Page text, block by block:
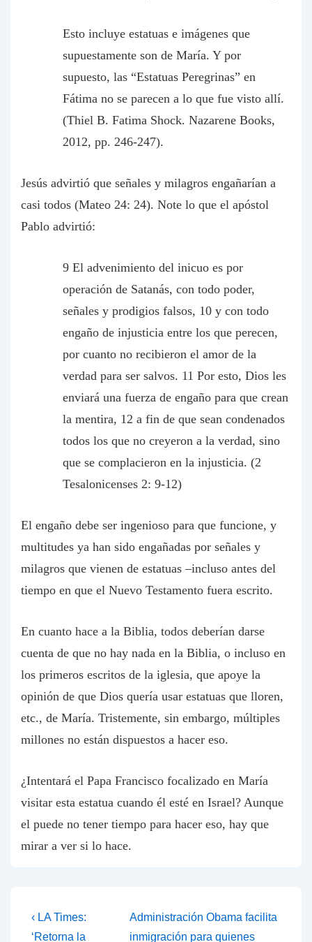
Esto incluye estatuas e imágenes que
supuestamente son de María. Y por
supuesto, las “Estatuas Peregrinas” en
Fátima no se parecen a lo que fue visto allí.
(Thiel B. Fatima Shock. Nazarene Books,
2012, pp. 246-247).
Jesús advirtió que señales y milagros engañarían a
casi todos (Mateo 24: 24). Note lo que el apóstol
Pablo advirtió:
9 El advenimiento del inicuo es por
operación de Satanás, con todo poder,
señales y prodigios falsos, 10 y con todo
engaño de injusticia entre los que perecen,
por cuanto no recibieron el amor de la
verdad para ser salvos. 11 Por esto, Dios les
enviará una fuerza de engaño para que crean
la mentira, 12 a fin de que sean condenados
todos los que no creyeron a la verdad, sino
que se complacieron en la injusticia. (2
Tesalonicenses 2: 9-12)
El engaño debe ser ingenioso para que funcione, y
multitudes ya han sido engañadas por señales y
milagros que vienen de estatuas –incluso antes del
tiempo en que el Nuevo Testamento fuera escrito.
En cuanto hace a la Biblia, todos deberían darse
cuenta de que no hay nada en la Biblia, o incluso en
los primeros escritos de la iglesia, que apoye la
opinión de que Dios quería usar estatuas que lloren,
etc., de María. Tristemente, sin embargo, múltiples
millones no están dispuestos a hacer eso.
¿Intentará el Papa Francisco focalizado en María
visitar esta estatua cuando él esté en Israel? Aunque
el puede no tener tiempo para hacer eso, hay que
mirar a ver si lo hace.
Post
Previous
Post
‹ LA Times:
‘Retorna la
Next
Post
Administración Obama facilita
inmigración para quienes